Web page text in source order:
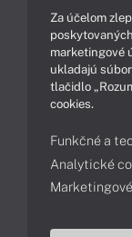
Ako
Podpora a
043
Za účelom
marketingové
ukladajú
tlačidlo
cookies.
Funkčné a
Analytické